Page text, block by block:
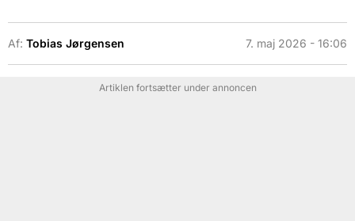
Af: Tobias Jørgensen 7. maj 2026 - 16:06
Artiklen fortsætter under annoncen